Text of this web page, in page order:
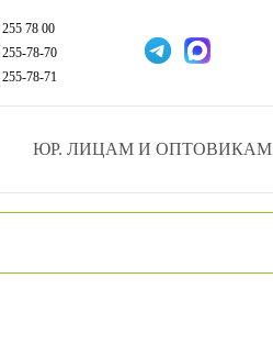
78 00
78-70
78-71
ЮР. ЛИЦАМ И ОПТОВИКАМ